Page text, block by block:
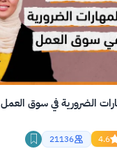
الضرورية في سوق العمل
4.6
21136